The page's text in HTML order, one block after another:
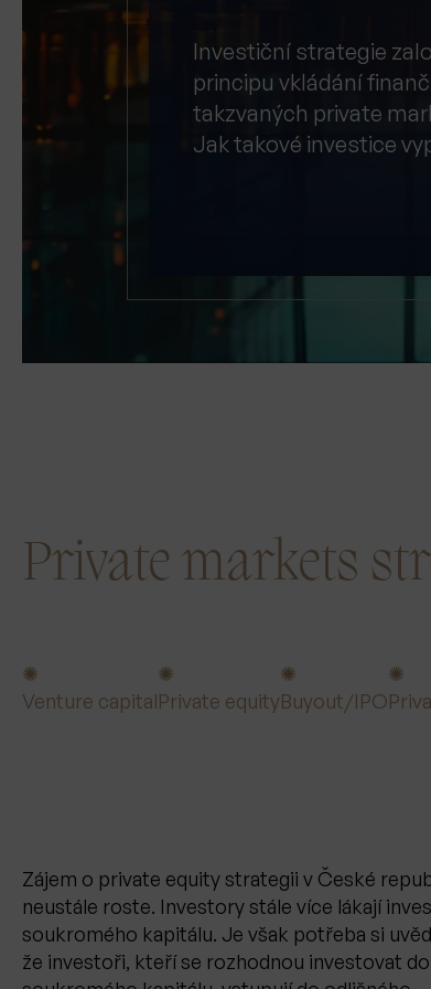
Investiční strategie
principu vkládání
takzvaných private
Jak takové investice
Private markets
✺
Venture capital
✺
Private equity
✺
Buyout/IPO
✺
Zájem o private equity strategii v České
neustále roste. Investory stále více lákají
soukromého kapitálu. Je však potřeba si
že investoři, kteří se rozhodnou investovat do